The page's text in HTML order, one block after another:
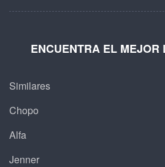
ENCUENTRA EL MEJOR
Similares
Chopo
Alfa
Jenner